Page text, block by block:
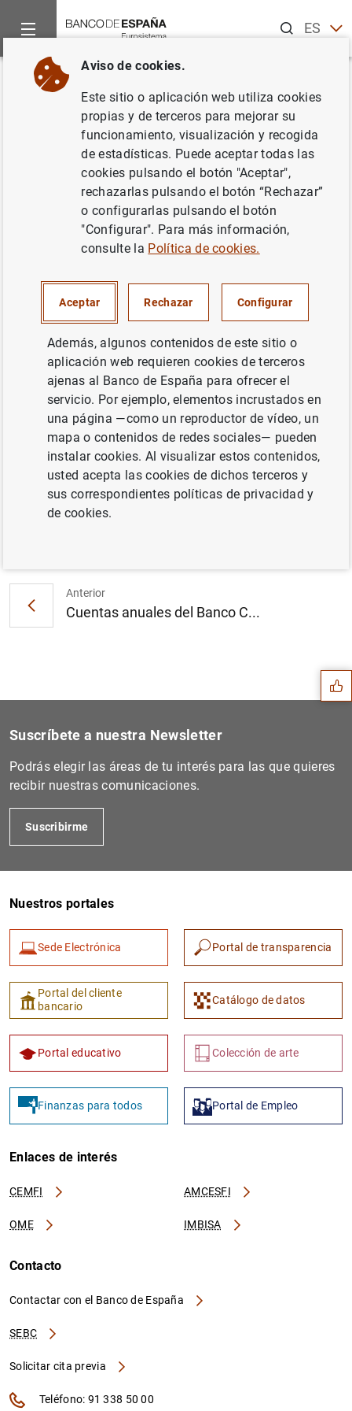
ESEN
Inicio Noticias y eventos
Volver
Estadísticas de emisiones de
valores en la zona del euro:
enero de 2002
Estadísticas de emisiones de valores en la
zona del euro: enero de 2002. Texto (29KB
Estadísticas de emisiones de valores en la
zona del euro: enero de 2002. Cuadros 1 y 2
Anterior
Cuentas anuales del Banco C... Sugerencias
Suscríbete a nuestra Newsletter
Podrás elegir las áreas de tu interés para las que quieres
recibir nuestras comunicaciones.
Suscribirme
Nuestros portales
Sede Electrónica Portal de transparencia
Portal del cliente
bancario
Catálogo de datos
Portal educativo Colección de arte
Finanzas para todos Portal de Empleo
Enlaces de interés
CEMFI AMCESFI
OME IMBISA
Contacto
Contactar con el Banco de España
SEBC
Solicitar cita previa
Teléfono: 91 338 50 00
Aviso de cookies.
Este sitio o aplicación web utiliza cookies
propias y de terceros para mejorar su
funcionamiento, visualización y recogida
de estadísticas. Puede aceptar todas las
cookies pulsando el botón "Aceptar",
rechazarlas pulsando el botón “Rechazar”
o configurarlas pulsando el botón
"Configurar". Para más información,
consulte la Política de cookies.
Aceptar Rechazar Configurar
Además, algunos contenidos de este sitio o
aplicación web requieren cookies de terceros
ajenas al Banco de España para ofrecer el
servicio. Por ejemplo, elementos incrustados en
una página —como un reproductor de vídeo, un
mapa o contenidos de redes sociales— pueden
instalar cookies. Al visualizar estos contenidos,
usted acepta las cookies de dichos terceros y
sus correspondientes políticas de privacidad y
de cookies.